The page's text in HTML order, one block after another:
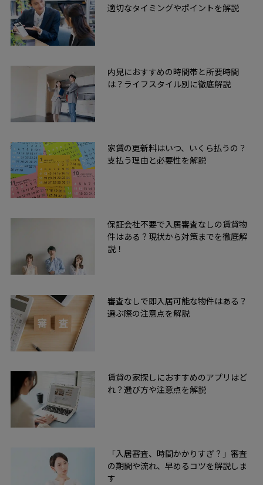
適切なタイミングやポイントを解説
内見におすすめの時間帯と所要時間
は？ライフスタイル別に徹底解説
家賃の更新料はいつ、いくら払うの？
支払う理由と必要性を解説
保証会社不要で入居審査なしの賃貸物
件はある？現状から対策までを徹底解
説！
審査なしで即入居可能な物件はある？
選ぶ際の注意点を解説
賃貸の家探しにおすすめのアプリはど
れ？選び方や注意点を解説
「入居審査、時間かかりすぎ？」審査
の期間や流れ、早めるコツを解説しま
す